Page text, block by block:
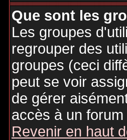
Que sont les
Les groupes
regrouper des
groupes (ceci
peut se voir
de gérer
accès à un
Revenir en haut